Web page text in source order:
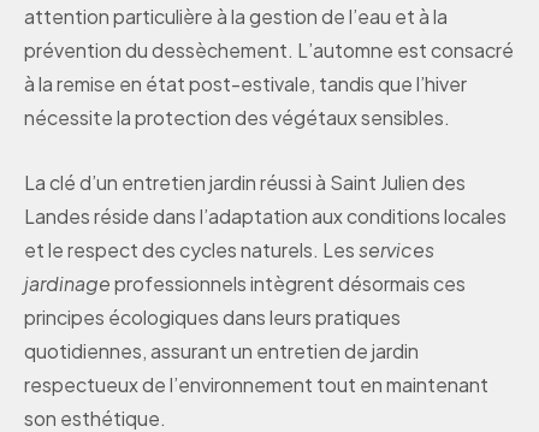
attention particulière à la gestion de l’eau et à la
prévention du dessèchement. L’automne est consacré
à la remise en état post-estivale, tandis que l’hiver
nécessite la protection des végétaux sensibles.
La clé d’un entretien jardin réussi à Saint Julien des
Landes réside dans l’adaptation aux conditions locales
et le respect des cycles naturels. Lesservices
jardinageprofessionnels intègrent désormais ces
principes écologiques dans leurs pratiques
quotidiennes, assurant un entretien de jardin
respectueux de l’environnement tout en maintenant
son esthétique.